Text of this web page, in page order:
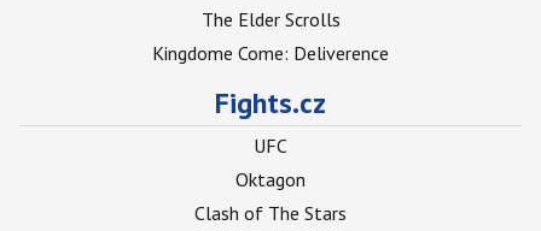
The Elder Scrolls
Kingdome Come: Deliverence
Fights.cz
UFC
Oktagon
Clash of The Stars